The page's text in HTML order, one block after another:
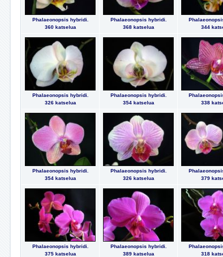
Phalaeonopsis hybridi.
360 katselua
Phalaeonopsis hybridi.
368 katselua
344
Phalaeonopsis hybridi.
326 katselua
Phalaeonopsis hybridi.
354 katselua
338
Phalaeonopsis hybridi.
354 katselua
Phalaeonopsis hybridi.
326 katselua
379
Phalaeonopsis hybridi.
375 katselua
Phalaeonopsis hybridi.
389 katselua
318